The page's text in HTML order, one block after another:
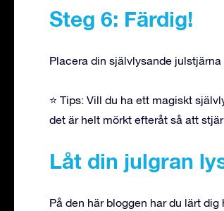
Steg 6: Färdig!
Placera din självlysande
⭐ Tips: Vill du ha ett magiskt
det är helt mörkt efteråt så att
Låt din julgran
På den här bloggen har du lärt